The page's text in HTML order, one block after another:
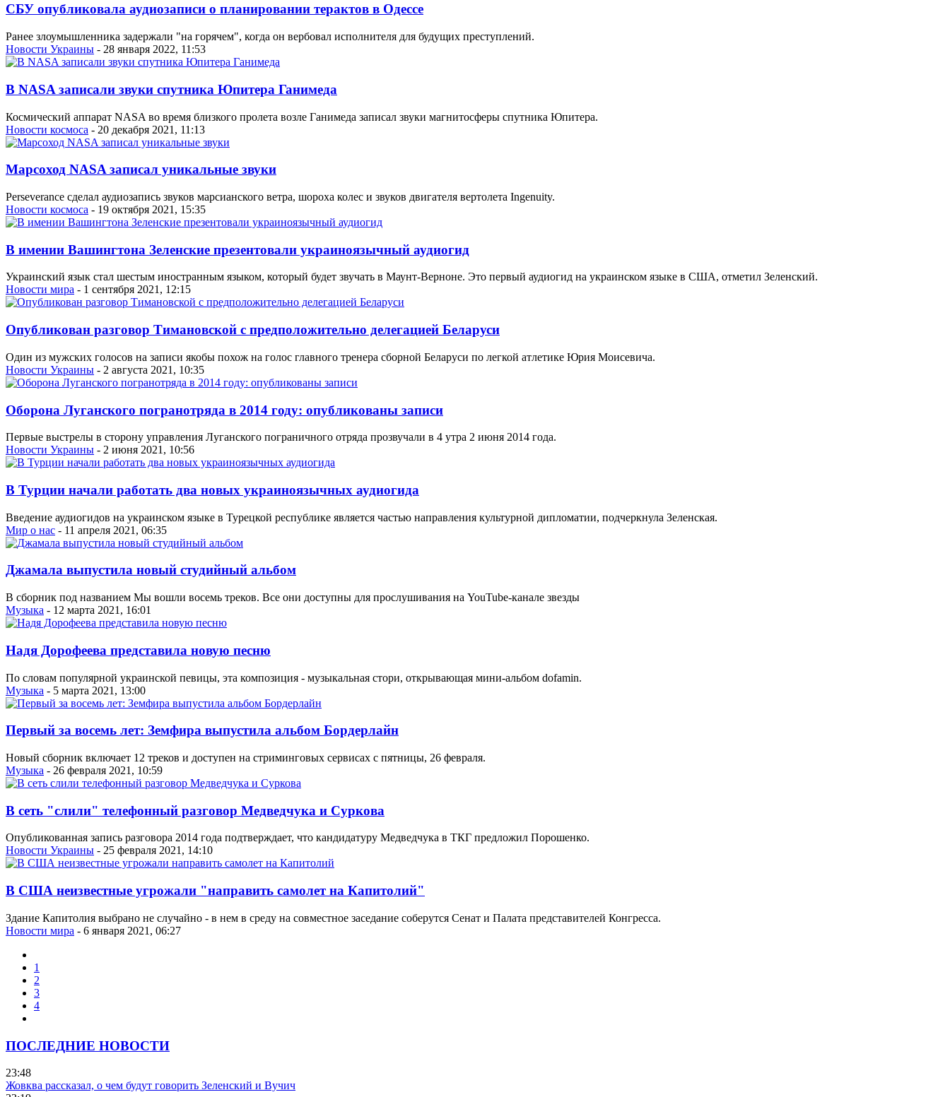
СБУ опубликовала аудиозаписи о планировании терактов в Одессе
Ранее злоумышленника задержали "на горячем", когда он вербовал исполнителя для будущих преступлений.
Новости Украины - 28 января 2022, 11:53
В NASA записали звуки спутника Юпитера Ганимеда
Космический аппарат NASA во время близкого пролета возле Ганимеда записал звуки магнитосферы спутника Юпитера.
Новости космоса - 20 декабря 2021, 11:13
Марсоход NASA записал уникальные звуки
Perseverance сделал аудиозапись звуков марсианского ветра, шороха колес и звуков двигателя вертолета Ingenuity.
Новости космоса - 19 октября 2021, 15:35
В имении Вашингтона Зеленские презентовали украиноязычный аудиогид
Украинский язык стал шестым иностранным языком, который будет звучать в Маунт-Верноне. Это первый аудиогид на украинском языке в США, отметил Зеленский.
Новости мира - 1 сентября 2021, 12:15
Опубликован разговор Тимановской с предположительно делегацией Беларуси
Один из мужских голосов на записи якобы похож на голос главного тренера сборной Беларуси по легкой атлетике Юрия Моисевича.
Новости Украины - 2 августа 2021, 10:35
Оборона Луганского погранотряда в 2014 году: опубликованы записи
Первые выстрелы в сторону управления Луганского пограничного отряда прозвучали в 4 утра 2 июня 2014 года.
Новости Украины - 2 июня 2021, 10:56
В Турции начали работать два новых украиноязычных аудиогида
Введение аудиогидов на украинском языке в Турецкой республике является частью направления культурной дипломатии, подчеркнула Зеленская.
Мир о нас - 11 апреля 2021, 06:35
Джамала выпустила новый студийный альбом
В сборник под названием Мы вошли восемь треков. Все они доступны для прослушивания на YouTube-канале звезды
Музыка - 12 марта 2021, 16:01
Надя Дорофеева представила новую песню
По словам популярной украинской певицы, эта композиция - музыкальная стори, открывающая мини-альбом dofamin.
Музыка - 5 марта 2021, 13:00
Первый за восемь лет: Земфира выпустила альбом Бордерлайн
Новый сборник включает 12 треков и доступен на стриминговых сервисах с пятницы, 26 февраля.
Музыка - 26 февраля 2021, 10:59
В сеть "слили" телефонный разговор Медведчука и Суркова
Опубликованная запись разговора 2014 года подтверждает, что кандидатуру Медведчука в ТКГ предложил Порошенко.
Новости Украины - 25 февраля 2021, 14:10
В США неизвестные угрожали "направить самолет на Капитолий"
Здание Капитолия выбрано не случайно - в нем в среду на совместное заседание соберутся Сенат и Палата представителей Конгресса.
Новости мира - 6 января 2021, 06:27
1
2
3
4
ПОСЛЕДНИЕ НОВОСТИ
23:48
Жовква рассказал, о чем будут говорить Зеленский и Вучич